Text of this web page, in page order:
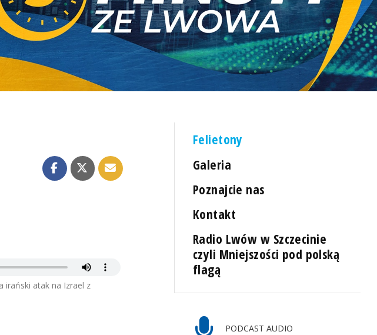
irański atak na Izrael z
Felietony
Galeria
Poznajcie nas
Kontakt
Radio Lwów w Szczecinie
czyli Mniejszości pod polską
flagą
PODCAST AUDIO